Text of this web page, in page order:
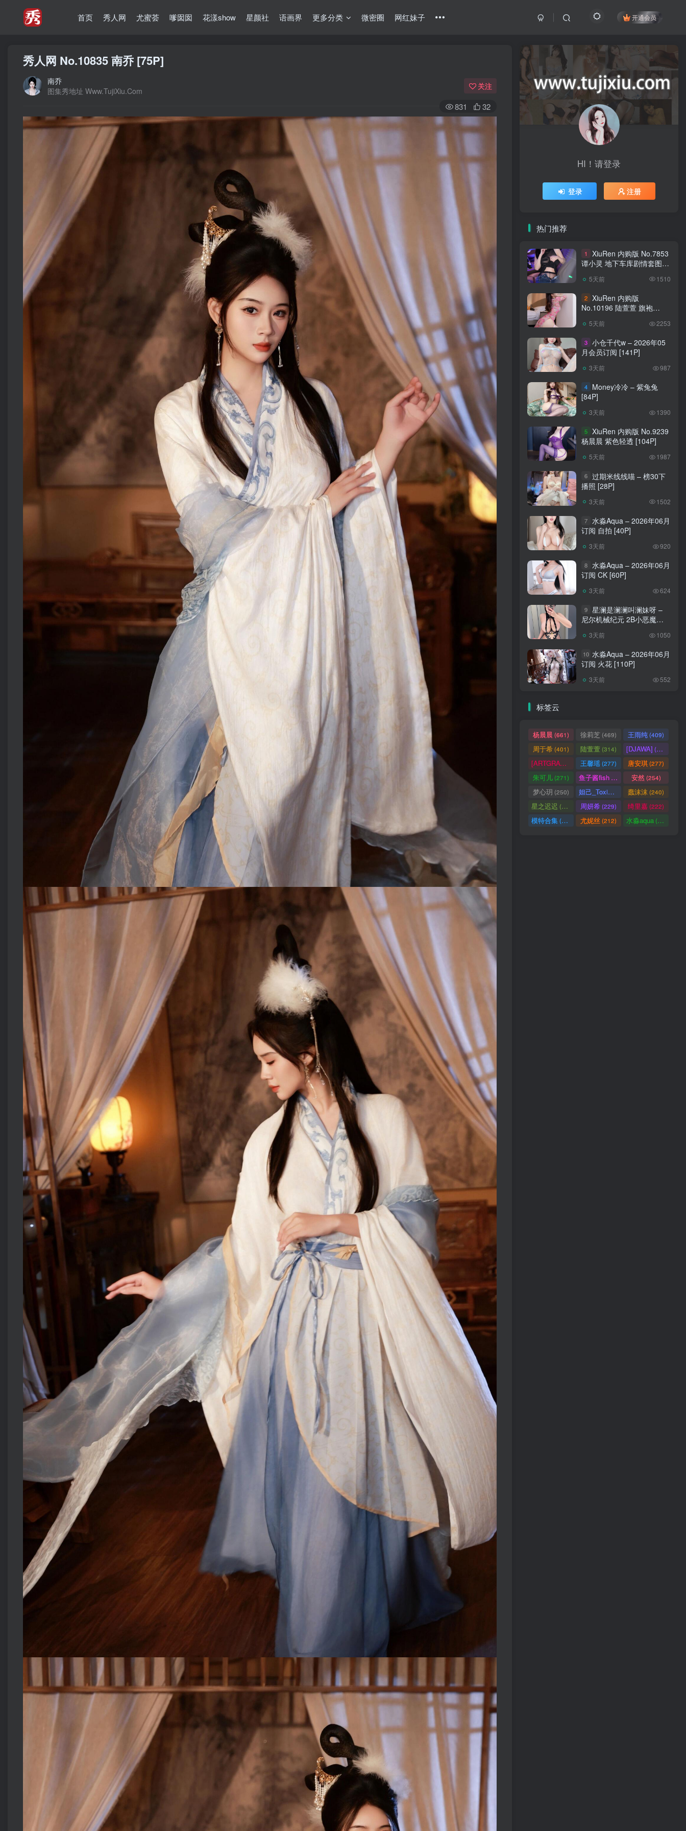
首页 秀人网 尤蜜荟 嗲囡囡 花漾show 星颜社 语画界 更多分类 微密圈 网红妹子 开通会员
秀人网 No.10835 南乔 [75P]
南乔
图集秀地址 Www.TujiXiu.Com
关注
831 32
HI！请登录
登录 注册
热门推荐
1
XiuRen 内购版 No.7853
谭小灵 地下车库剧情套图
5天前 1510
2 XiuRen 内购版
No.10196 陆萱萱 旗袍
5天前 2253
3 小仓千代w – 2026年05
月会员订阅 [141P]
3天前 987
4
Money冷冷 – 紫兔兔
[84P]
3天前 1390
5 XiuRen 内购版 No.9239
杨晨晨 紫色轻透 [104P]
5天前 1987
6 过期米线线喵 – 榜30下
播照 [28P]
3天前 1502
7 水淼Aqua – 2026年06月
订阅 自拍 [40P]
3天前 920
8 水淼Aqua – 2026年06月
订阅 CK [60P]
3天前 624
9 星澜是澜澜叫澜妹呀 –
尼尔机械纪元 2B小恶魔
3天前 1050
10 水淼Aqua – 2026年06月
订阅 火花 [110P]
3天前 552
标签云
杨晨晨 (661) 徐莉芝 (469) 王雨纯(409)
周于希(401) 陆萱萱 (314) [DJAWA] (290)
[ARTGRAVIA] (290)
王馨瑶(277) 唐安琪(277)
朱可儿(271) 鱼子酱fish 安然(254)
梦心玥 (250) 妲己_Toxic(247)蠢沫沫(240)
星之迟迟 (238) 周妍希(229) 绮里嘉(222)
模特合集(218) 尤妮丝 (212) 水淼aqua(172)